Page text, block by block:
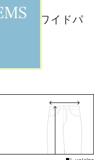
近江晒ワイドパ